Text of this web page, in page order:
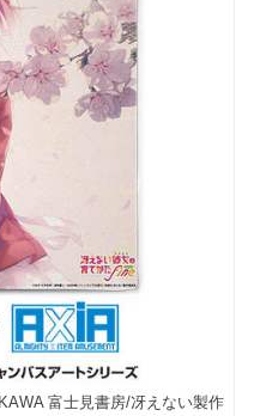
富士見書房/冴えない製作